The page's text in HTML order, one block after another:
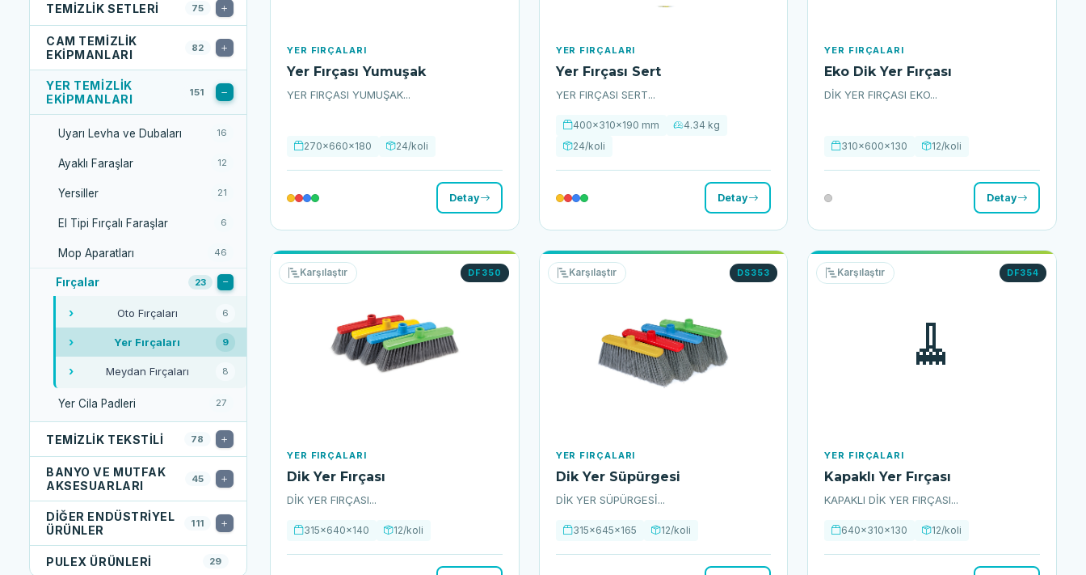
TEMIZLIK SETLERI 75
CAM TEMIZLIK
EKIPMANLARI
82
YER TEMIZLIK
EKIPMANLARI
151
Uyarı Levha ve Dubaları 16
Ayaklı Faraşlar 12
Yersiller 21
El Tipi Fırçalı Faraşlar 6
Mop Aparatları 46
Fırçalar 23
Oto Fırçaları 6
Yer Fırçaları 9
Meydan Fırçaları 8
Yer Cila Padleri 27
TEMIZLIK TEKSTILI 78
BANYO VE MUTFAK
AKSESUARLARI
45
DIĞER ENDÜSTRIYEL
ÜRÜNLER
111
PULEX ÜRÜNLERI 29
YER FIRÇALARI
Yer Fırçası Yumuşak
YER FIRÇASI YUMUŞAK...
270x660x180 24/koli
Detay
YER FIRÇALARI
Yer Fırçası Sert
YER FIRÇASI SERT...
400x310x190 mm
4.34 kg
24/koli
Detay
YER FIRÇALARI
Eko Dik Yer Fırçası
DİK YER FIRÇASI EKO...
310x600x130 12/koli
Detay
DF350
Karşılaştır
YER FIRÇALARI
Dik Yer Fırçası
DİK YER FIRÇASI...
315x640x140 12/koli
DS353
Karşılaştır
YER FIRÇALARI
Dik Yer Süpürgesi
DİK YER SÜPÜRGESİ...
315x645x165 12/koli
🧹
DF354
Karşılaştır
YER FIRÇALARI
Kapaklı Yer Fırçası
KAPAKLI DİK YER FIRÇASI...
640x310x130 12/koli